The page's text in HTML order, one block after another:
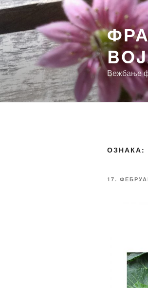
Скочи
на
садржај
Вежбање
ОЗНАКА:
17.